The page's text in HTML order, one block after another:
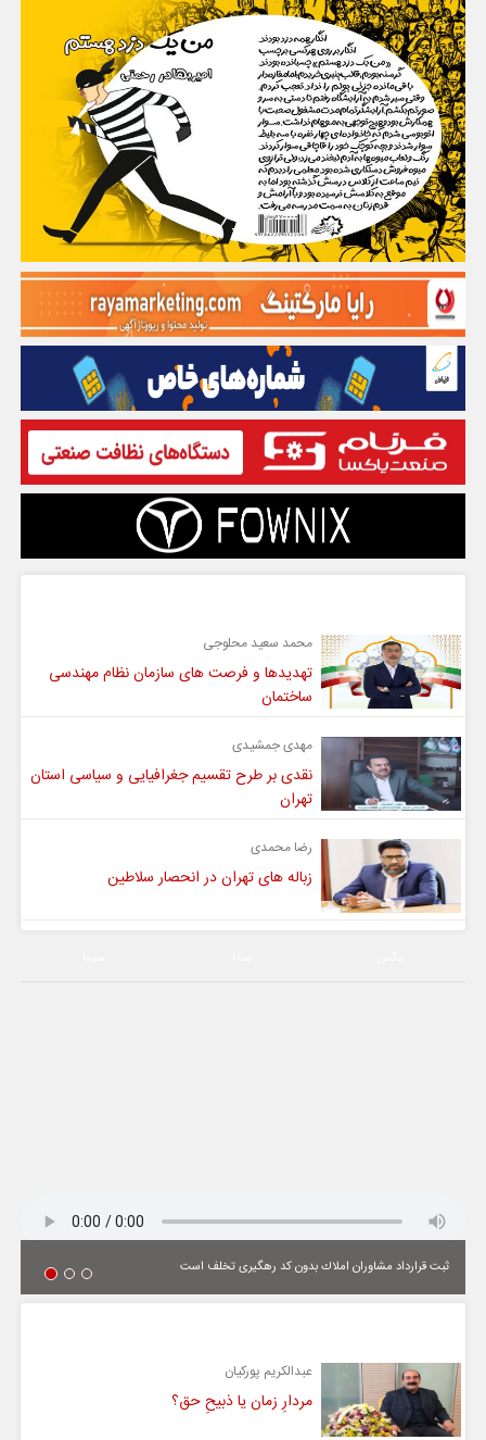
محمد سعید محلوجی
تهدیدها و فرصت های سازمان نظام مهندسی
ساختمان
مهدی جمشیدی
نقدی بر طرح تقسیم جغرافیایی و سیاسی استان
تهران
رضا محمدی
زباله های تهران در انحصار سلاطین
ثبت قرارداد مشاوران املاك بدون كد رهگیری تخلف است
عبدالکریم پورکیان
مردارِ زمان یا ذبیحِ حق؟